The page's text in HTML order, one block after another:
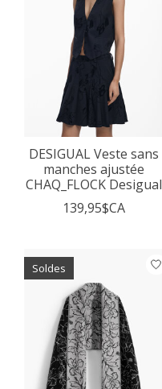
DESIGUAL Veste sans
manches ajustée
CHAQ_FLOCK Desigual
139,95$CA
Soldes